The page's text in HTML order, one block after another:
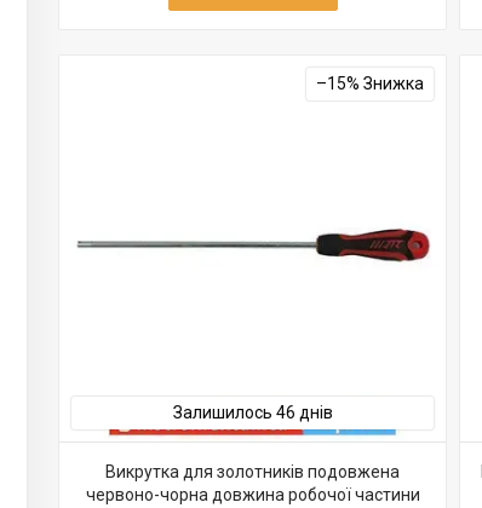
–15%
Залишилось 46 днів
Викрутка для золотників подовжена
червоно-чорна довжина робочої частини